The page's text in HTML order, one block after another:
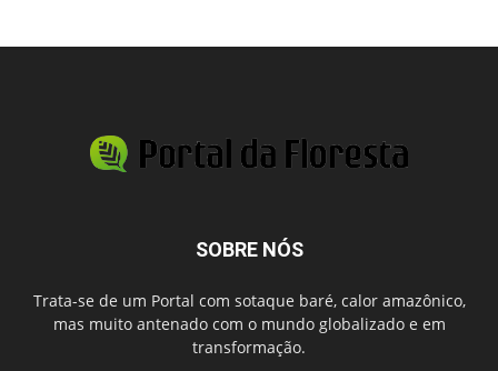
SOBRE NÓS
Trata-se de um Portal com sotaque baré, calor amazônico,
mas muito antenado com o mundo globalizado e em
transformação.